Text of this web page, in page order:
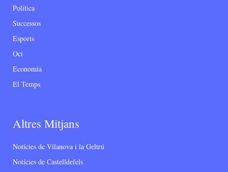
Política
Successos
Esports
Oci
Economia
El Temps
Altres Mitjans
Notícies de Vilanova i la Geltrú
Notícies de Castelldefels